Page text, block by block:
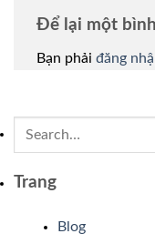
Để lại một
Bạn phải đăng
Trang
Blog